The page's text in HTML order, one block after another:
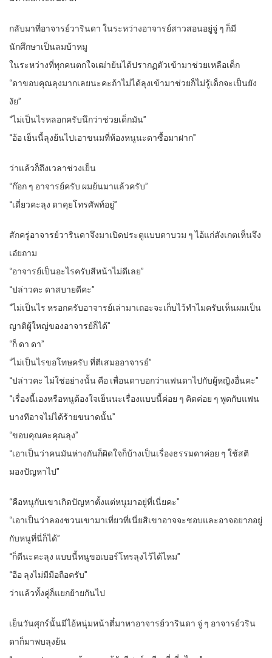
กลับมาที่อาจารย์วารินดา ในระหว่างอาจารย์สาวสอนอยู่จู่ ๆ ก็มี
นักศึกษาเป็นลมบ้าหมู
ในระหว่างที่ทุกคนตกใจเฒ่าย้นได้ปรากฏตัวเข้ามาช่วยเหลือเด็ก
“ดาขอบคุณลุงมากเลยนะคะถ้าไม่ได้ลุงเข้ามาช่วยก็ไม่รู้เด็กจะเป็นยัง
งัย”
“ไม่เป็นไรหลอกครับนึกว่าช่วยเด็กมัน”
“อ้อ เย็นนี้ลุงย้นไปเอาขนมที่ห้องหนูนะดาซื้อมาฝาก”
ว่าแล้วก็ถึงเวลาช่วงเย็น
“ก๊อก ๆ อาจารย์ครับ ผมย้นมาแล้วครับ”
“เดี่ยวคะลุง ดาคุยโทรศัพท์อยู่”
สักครู่อาจารย์วารินดาจึงมาเปิดประตูแบบตาบวม ๆ ไอ้แก่สังเกตเห็นจึง
เอ๋ยถาม
“อาจารย์เป็นอะไรครับสีหน้าไม่ดีเลย”
“ปล่าวคะ ดาสบายดีคะ”
“ไม่เป็นไร หรอกครับอาจารย์เล่ามาเถอะจะเก็บไว้ทำไมครับเห็นผมเป็น
ญาติผู้ใหญ่ของอาจารย์ก็ได้”
“ก็ ดา ดา”
“ไม่เป็นไรขอโทษครับ ที่ตีเสมออาจารย์”
“ปล่าวคะ ไม่ใช่อย่างนั้น คือ เพื่อนดาบอกว่าแฟนดาไปกับผู้หญิงอื่นคะ”
“เรื่องนี้เองหรือหนูต้องใจเย็นนะเรื่องแบบนี้ค่อย ๆ คิดค่อย ๆ พูดกับแฟน
บางทีอาจไม่ได้ร้ายขนาดนั้น”
“ขอบคุณคะคุณลุง”
“เอาเป็นว่าคนมันห่างกันก็ผิดใจก็บ้างเป็นเรื่องธรรมดาค่อย ๆ ใช้สติ
มองปัญหาไป”
“คือหนูกับเขาเกิดปัญหาตั้งแต่หนูมาอยู่ที่เนี่ยคะ”
“เอาเป็นว่าลองชวนเขามาเที่ยวที่เนี่ยสิเขาอาจจะชอบและอาจอยากอยู่
กับหนูที่นี่ก็ได้”
“ก็ดีนะคะลุง แบบนี้หนูขอเบอร์โทรลุงไว้ได้ไหม”
“อือ ลุงไม่มีมือถือครับ”
ว่าแล้วทั้งคู่ก็แยกย้ายกันไป
เย็นวันศุกร์นั้นมีไอ้หนุ่มหน้าตี๋มาหาอาจารย์วารินดา จู่ ๆ อาจารย์วริน
ดาก็มาพบลุงย้น